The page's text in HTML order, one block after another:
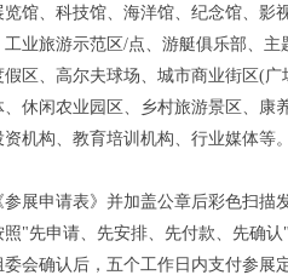
馆、科技馆、海洋馆、纪念馆、影
业旅游示范区/点、游艇俱乐部、主
假区、高尔夫球场、城市商业街区(广
休闲农业园区、乡村旅游景区、康
机构、教育培训机构、行业媒体等。
参展申请表》并加盖公章后彩色扫描
"先申请、先安排、先付款、先确认
会确认后，五个工作日内支付参展